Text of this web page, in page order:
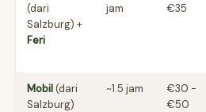
(dari
Salzburg) +
Feri
jam
€35
Mobil(dari
Salzburg)
~1.5 jam
€30 -
€50